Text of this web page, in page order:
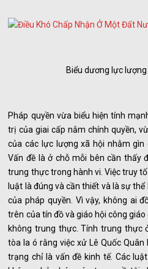
Biểu dương lực
Pháp quyền vừa biểu hiện tính
trị của giai cấp nắm chính quyền,
của các lực lượng xã hội nhằm
Vấn đề là ở chỗ mỗi bên cần thấy
trung thực trong hành vi. Việc truy
luật là đúng và cần thiết và là sự
của pháp quyền. Vì vậy, không ai
trên của tín đồ và giáo hội công
không trung thực. Tính trung thực
tòa la ó rằng việc xử Lê Quốc
trạng chỉ là vấn đề kinh tế. Các